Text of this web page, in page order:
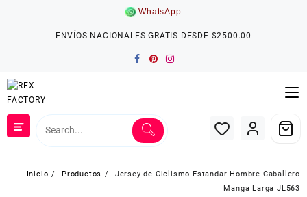
WhatsApp
ENVÍOS NACIONALES GRATIS DESDE $2500.00
Inicio Productos
Jersey de Ciclismo Estandar Hombre Caballero
Manga Larga JL563